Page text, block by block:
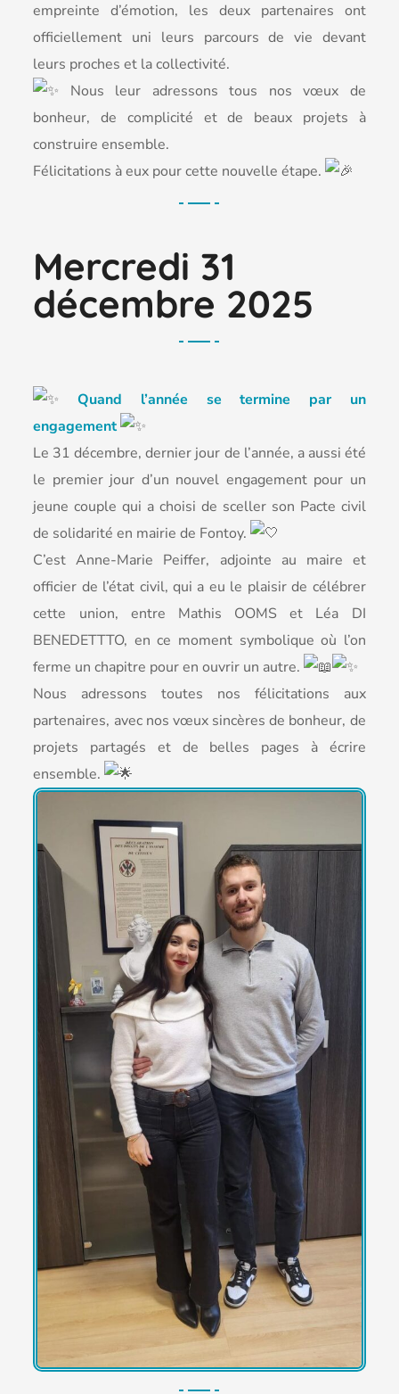
empreinte d’émotion, les deux partenaires ont
officiellement uni leurs parcours de vie devant
leurs proches et la collectivité.
Nous leur adressons tous nos vœux de
bonheur, de complicité et de beaux projets à
construire ensemble.
Félicitations à eux pour cette nouvelle étape.
Mercredi 31
décembre 2025
Quand l’année se termine par un
engagement
Le 31 décembre, dernier jour de l’année, a aussi été
le premier jour d’un nouvel engagement pour un
jeune couple qui a choisi de sceller son Pacte civil
de solidarité en mairie de Fontoy.
C’est Anne-Marie Peiffer, adjointe au maire et
officier de l’état civil, qui a eu le plaisir de célébrer
cette union, entre Mathis OOMS et Léa DI
BENEDETTTO, en ce moment symbolique où l’on
ferme un chapitre pour en ouvrir un autre.
Nous adressons toutes nos félicitations aux
partenaires, avec nos vœux sincères de bonheur, de
projets partagés et de belles pages à écrire
ensemble.